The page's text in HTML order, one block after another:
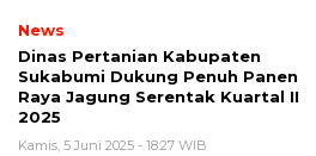
News
Dinas Pertanian Kabupaten
Sukabumi Dukung Penuh Panen
Raya Jagung Serentak Kuartal II
2025
Kamis, 5 Juni 2025 - 18:27 WIB